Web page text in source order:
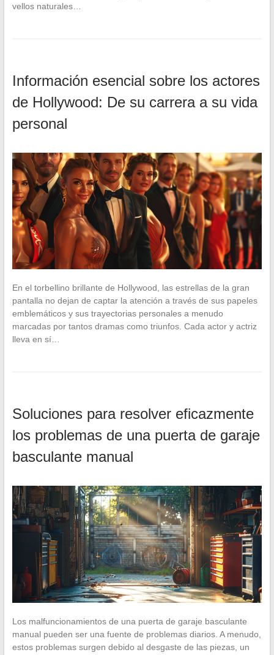
vellos naturales…
Información esencial sobre los actores
de Hollywood: De su carrera a su vida
personal
En el torbellino brillante de Hollywood, las estrellas de la gran
pantalla no dejan de captar la atención a través de sus papeles
emblemáticos y sus trayectorias personales a menudo
marcadas por tantos dramas como triunfos. Cada actor y actriz
lleva en sí…
Soluciones para resolver eficazmente
los problemas de una puerta de garaje
basculante manual
Los malfuncionamientos de una puerta de garaje basculante
manual pueden ser una fuente de problemas diarios. A menudo,
estos problemas surgen debido al desgaste de las piezas, un